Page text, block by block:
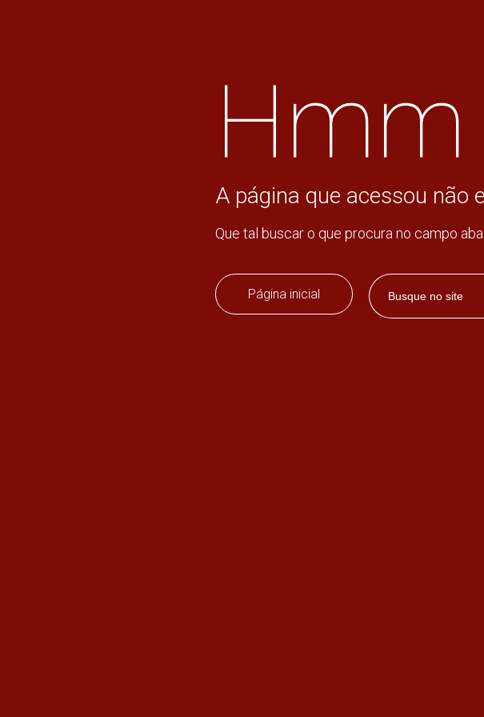
A página que acessou não
Que tal buscar o que procura no campo
Página inicial